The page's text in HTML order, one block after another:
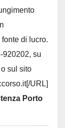
di lucro.
920202, su
sul sito
URL]
Porto